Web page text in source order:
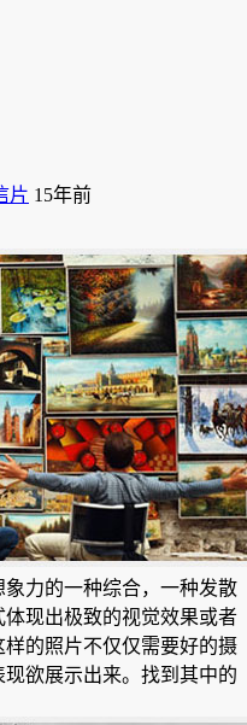
片 15年前
力的一种综合，一种发散
现出极致的视觉效果或者
的照片不仅仅需要好的摄
欲展示出来。找到其中的